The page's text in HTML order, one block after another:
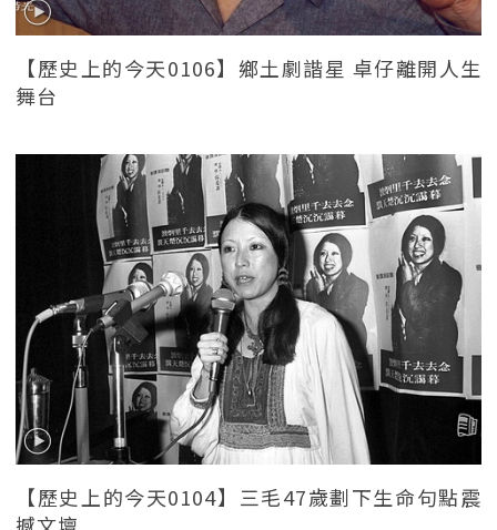
【歷史上的今天0106】鄉土劇諧星 卓仔離開人生
舞台
【歷史上的今天0104】三毛47歲劃下生命句點震